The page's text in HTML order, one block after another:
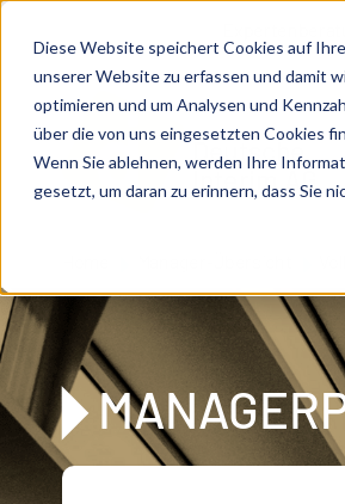
Diese Website speichert Cookies auf
unserer Website zu erfassen und damit
optimieren und um Analysen und
über die von uns eingesetzten Cookies
Wenn Sie ablehnen, werden Ihre
gesetzt, um daran zu erinnern, dass Sie
Deutsche
InterimAG